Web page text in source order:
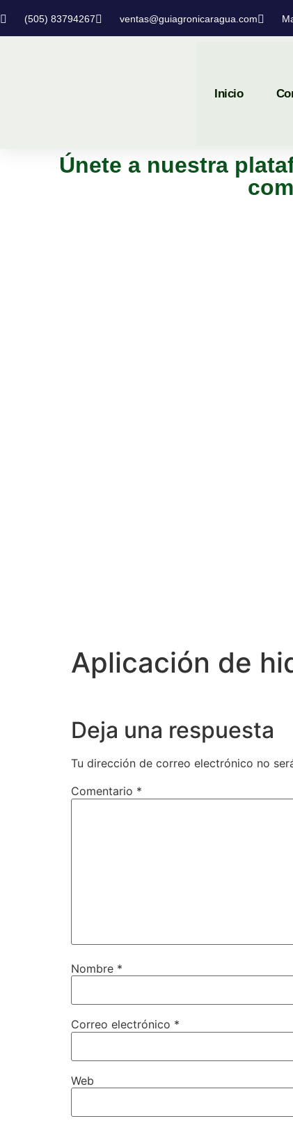
(505) 83794267 ventas@guiagronicaragua.com
Inicio
Únete a nuestra
Aplicación de
Deja una respuesta
Tu dirección de correo electrónico no
Comentario *
Nombre *
Correo electrónico *
Web